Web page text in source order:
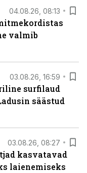
04.08.26, 08:13
valmib
03.08.26, 16:59
surfilaud
säästud
03.08.26, 08:27
kasvatavad
laienemiseks